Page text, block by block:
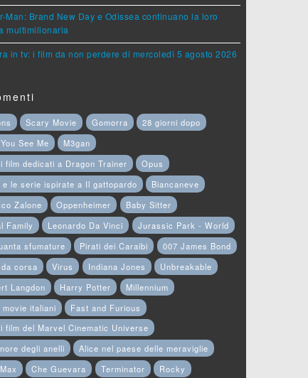
Man: Brand New Day e Odissea continuano la loro
multimilionaria
in tv: i film da non perdere di mercoledì 5 agosto 2026
Scary Movie Gomorra
28 giorni dopo
See Me
M3gan
film dedicati a Dragon Trainer
Opus
e le serie ispirate a Il gattopardo
Biancaneve
Zalone
Oppenheimer
Baby Sitter
Family
Leonardo Da Vinci
Jurassic Park - World
sfumature
Pirati dei Caraibi
007 James Bond
corsa
Virus Indiana Jones
Unbreakable
Langdon
Harry Potter
Millennium
movie italiani
Fast and Furious
film del Marvel Cinematic Universe
degli anelli
Alice nel paese delle meraviglie
Che Guevara Terminator Rocky